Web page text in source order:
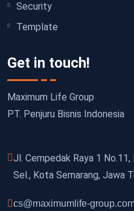
Security
Template
Get in touch!
Maximum Life Group
PT. Penjuru Bisnis Indonesia
Jl. Cempedak Raya 1
Sel., Kota Semarang, Jawa
cs@maximumlife-